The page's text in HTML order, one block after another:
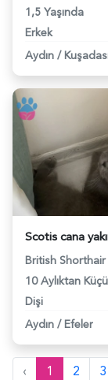
1,5 Yaşında
Erkek
Aydın /
British Shorthair
10 Aylıktan
Dişi
Aydın / Efeler
‹ 1 2 3